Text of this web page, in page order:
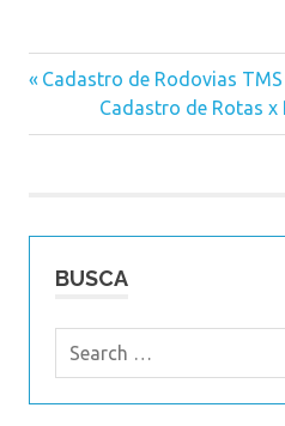
Navegação
Previous
Cadastro de Rodovias
Next
Post:
Cadastro de Rotas x
BUSCA